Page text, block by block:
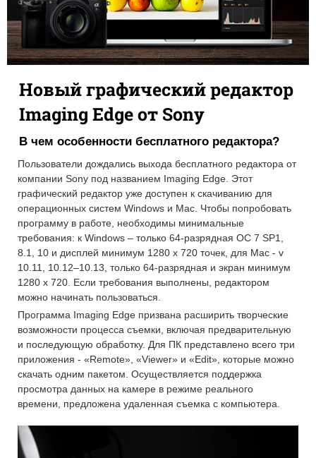
Новый графический редактор
Imaging Edge от Sony
В чем особенности бесплатного редактора?
Пользователи дождались выхода бесплатного редактора от
компании Sony под названием Imaging Edge. Этот
графический редактор уже доступен к скачиванию для
операционных систем Windows и Mac. Чтобы попробовать
программу в работе, необходимы минимальные
требования: к Windows – только 64-разрядная ОС 7 SP1,
8.1, 10 и дисплей минимум 1280 x 720 точек, для Mac - v
10.11, 10.12–10.13, только 64-разрядная и экран минимум
1280 x 720. Если требования выполнены, редактором
можно начинать пользоваться.
Программа Imaging Edge призвана расширить творческие
возможности процесса съемки, включая предварительную
и последующую обработку. Для ПК представлено всего три
приложения - «Remote», «Viewer» и «Edit», которые можно
скачать одним пакетом. Осуществляется поддержка
просмотра данных на камере в режиме реального
времени, предложена удаленная съемка с компьютера.